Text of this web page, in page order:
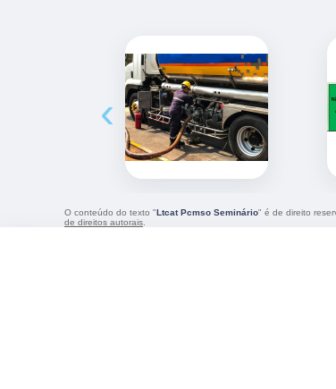
‹
O conteúdo do texto "Ltcat Pcmso Seminário" é de direito
de direitos autorais